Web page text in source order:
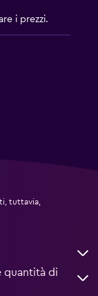
i prezzi.
tuttavia,
quantità di